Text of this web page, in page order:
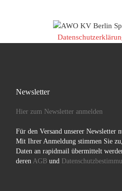
Newsletter
Hier zum Newsletter anmelden
Für den Versand unserer Newsletter
Mit Ihrer Anmeldung stimmen Sie zu,
Daten an rapidmail übermittelt
deren AGBund